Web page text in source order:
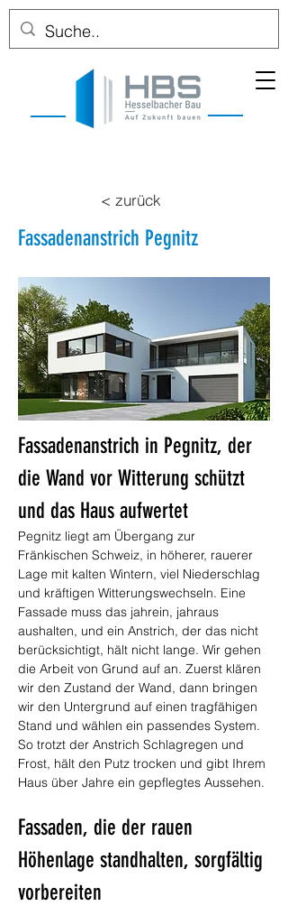
< zurück
Fassadenanstrich Pegnitz
Fassadenanstrich in Pegnitz, der
die Wand vor Witterung schützt
und das Haus aufwertet
Pegnitz liegt am Übergang zur
Fränkischen Schweiz, in höherer, rauerer
Lage mit kalten Wintern, viel Niederschlag
und kräftigen Witterungswechseln. Eine
Fassade muss das jahrein, jahraus
aushalten, und ein Anstrich, der das nicht
berücksichtigt, hält nicht lange. Wir gehen
die Arbeit von Grund auf an. Zuerst klären
wir den Zustand der Wand, dann bringen
wir den Untergrund auf einen tragfähigen
Stand und wählen ein passendes System.
So trotzt der Anstrich Schlagregen und
Frost, hält den Putz trocken und gibt Ihrem
Haus über Jahre ein gepflegtes Aussehen.
Fassaden, die der rauen
Höhenlage standhalten, sorgfältig
vorbereiten